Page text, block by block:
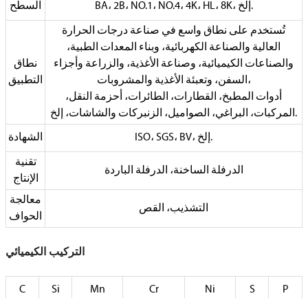
السطح BA، 2B، NO.1، NO.4، 4K، HL، 8K، إلخ.
نطاق
التطبيق
تُستخدم على نطاق واسع في صناعة درجات الحرارة
العالية والصناعة الكهربائية، وبناء المعدات الطبية،
والصناعات الكيميائية، وصناعة الأغذية، والزراعة وأجزاء
السفن، وتعبئة الأغذية والمشروبات،
أدوات المطبخ، القطارات، الطائرات، أحزمة النقل،
المركبات، البراغي، الصواميل، الزنبركات والشاشات، إلخ.
الشهادة ISO، SGS، BV، إلخ.
تقنية
الإنتاج
الدرفلة الساخنة، الدرفلة الباردة
معالجة
الحواف
التشذيب، القص
التركيب الكيميائي
C Si Mn Cr Ni S P